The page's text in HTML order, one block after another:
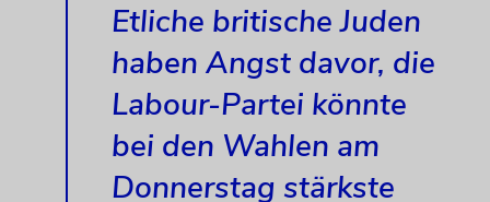
Etliche britische Juden
haben Angst davor, die
Labour-Partei könnte
bei den Wahlen am
Donnerstag stärkste